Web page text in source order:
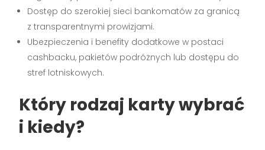
Dostęp do szerokiej sieci bankomatów za granicą
z transparentnymi prowizjami.
Ubezpieczenia i benefity dodatkowe w postaci
cashbacku, pakietów podróżnych lub dostępu do
stref lotniskowych.
Który rodzaj karty wybrać
i kiedy?